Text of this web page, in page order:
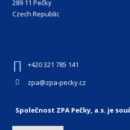
289 11 Pečky
Czech Republic
+420 321 785 141
zpa@zpa-pecky.cz
Společnost ZPA Pečky, a.s. je